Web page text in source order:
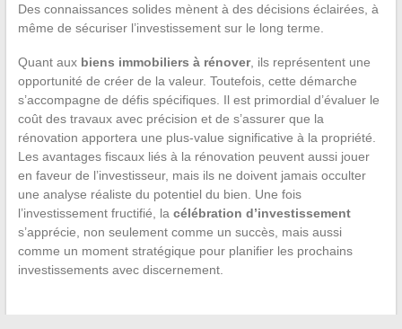
Des connaissances solides mènent à des décisions éclairées, à
même de sécuriser l’investissement sur le long terme.
Quant aux biens immobiliers à rénover, ils représentent une
opportunité de créer de la valeur. Toutefois, cette démarche
s’accompagne de défis spécifiques. Il est primordial d’évaluer le
coût des travaux avec précision et de s’assurer que la
rénovation apportera une plus-value significative à la propriété.
Les avantages fiscaux liés à la rénovation peuvent aussi jouer
en faveur de l’investisseur, mais ils ne doivent jamais occulter
une analyse réaliste du potentiel du bien. Une fois
l’investissement fructifié, la célébration d’investissement
s’apprécie, non seulement comme un succès, mais aussi
comme un moment stratégique pour planifier les prochains
investissements avec discernement.